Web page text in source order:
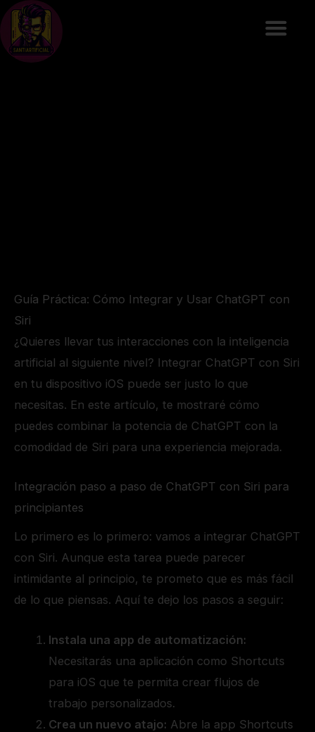
Ir
contenido
Guía Práctica: Cómo Integrar y Usar ChatGPT con
Siri
¿Quieres llevar tus interacciones con la inteligencia
artificial al siguiente nivel? Integrar ChatGPT con Siri
en tu dispositivo iOS puede ser justo lo que
necesitas. En este artículo, te mostraré cómo
puedes combinar la potencia de ChatGPT con la
comodidad de Siri para una experiencia mejorada.
Integración paso a paso de ChatGPT con Siri para
principiantes
Lo primero es lo primero: vamos a integrar ChatGPT
con Siri. Aunque esta tarea puede parecer
intimidante al principio, te prometo que es más fácil
de lo que piensas. Aquí te dejo los pasos a seguir:
Instala una app de automatización:
Necesitarás una aplicación como Shortcuts
para iOS que te permita crear flujos de
trabajo personalizados.
Crea un nuevo atajo: Abre la app Shortcuts